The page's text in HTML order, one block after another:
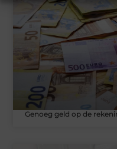
Genoeg geld op de